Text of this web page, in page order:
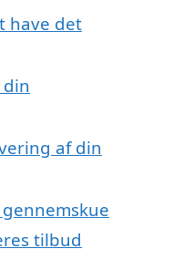
have det
af din
tilbud